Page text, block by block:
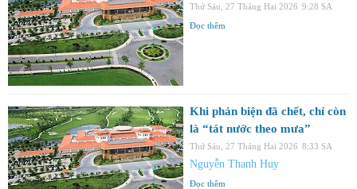
Thứ Sáu, 27 Tháng Hai 2026 9:28 SA
Đọc thêm
Khi phản biện đã chết, chỉ còn
là “tát nước theo mưa”
Thứ Sáu, 27 Tháng Hai 2026 8:33 SA
Nguyễn Thanh Huy
Đọc thêm